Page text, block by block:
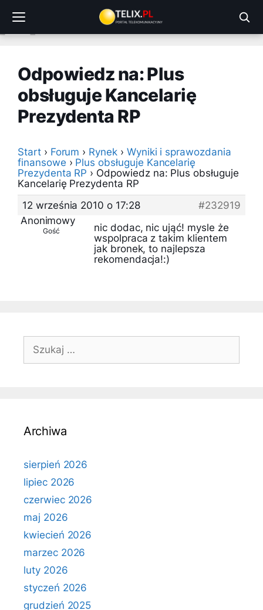
treści
Odpowiedz na: Plus
obsługuje Kancelarię
Prezydenta RP
Start › Forum › Rynek › Wyniki i sprawozdania
finansowe › Plus obsługuje Kancelarię
Prezydenta RP › Odpowiedz na: Plus obsługuje
Kancelarię Prezydenta RP
12 września 2010 o 17:28
#232919
Anonimowy
Gość
nic dodac, nic ująć! mysle że
wspolpraca z takim klientem
jak bronek, to najlepsza
rekomendacja!:)
Szukaj:
Archiwa
sierpień 2026
lipiec 2026
czerwiec 2026
maj 2026
kwiecień 2026
marzec 2026
luty 2026
styczeń 2026
grudzień 2025